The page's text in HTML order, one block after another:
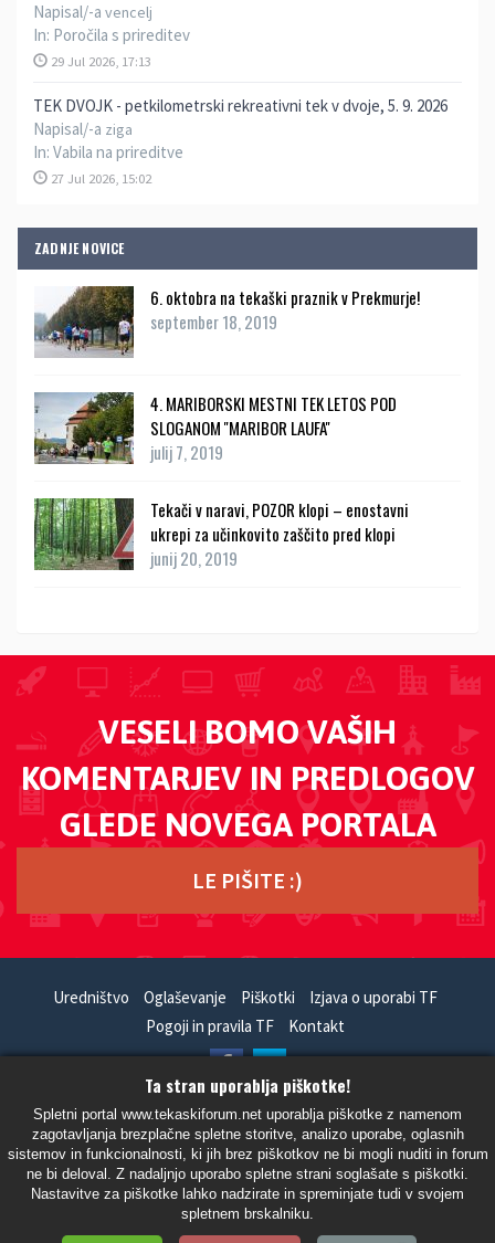
Napisal/-a vencelj
In: Poročila s prireditev
29 Jul 2026, 17:13
TEK DVOJK - petkilometrski rekreativni tek v dvoje, 5. 9. 2026
Napisal/-a ziga
In: Vabila na prireditve
27 Jul 2026, 15:02
ZADNJE NOVICE
6. oktobra na tekaški praznik v Prekmurje!
september 18, 2019
4. MARIBORSKI MESTNI TEK LETOS POD
SLOGANOM ''MARIBOR LAUFA''
julij 7, 2019
Tekači v naravi, POZOR klopi – enostavni
ukrepi za učinkovito zaščito pred klopi
junij 20, 2019
VESELI BOMO VAŠIH
KOMENTARJEV IN PREDLOGOV
GLEDE NOVEGA PORTALA
LE PIŠITE :)
Uredništvo Oglaševanje Piškotki
Izjava o uporabi TF
Pogoji in pravila TF
Kontakt
HandCrafted With - Powered By
- Vsi časi so UTC+02:00 Evropa/Ljubljana -
Ta stran uporablja piškotke!
Spletni portal www.tekaskiforum.net uporablja piškotke z namenom
zagotavljanja brezplačne spletne storitve, analizo uporabe, oglasnih
sistemov in funkcionalnosti, ki jih brez piškotkov ne bi mogli nuditi in forum
ne bi deloval. Z nadaljnjo uporabo spletne strani soglašate s piškotki.
Nastavitve za piškotke lahko nadzirate in spreminjate tudi v svojem
spletnem brskalniku.